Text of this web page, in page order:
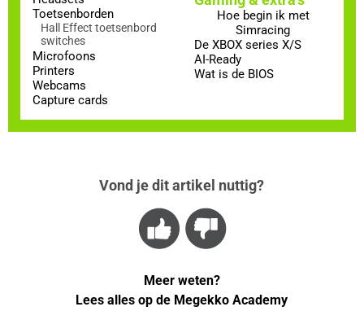
Toetsenborden
Hall Effect toetsenbord
switches
Microfoons
Printers
Webcams
Capture cards
Hoe begin ik met
Simracing
De XBOX series X/S
AI-Ready
Wat is de BIOS
Vond je dit artikel nuttig?
Meer weten?
Lees alles op de Megekko Academy